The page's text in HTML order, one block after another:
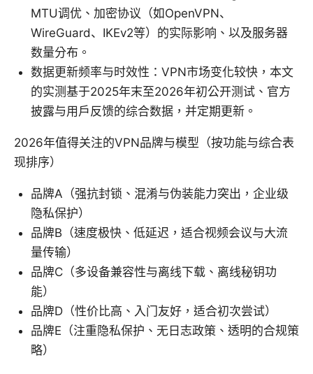
MTU调优、加密协议（如OpenVPN、
WireGuard、IKEv2等）的实际影响、以及服务器
数量分布。
数据更新频率与时效性：VPN市场变化较快，本文
的实测基于2025年末至2026年初公开测试、官方
披露与用户反馈的综合数据，并定期更新。
2026年值得关注的VPN品牌与模型（按功能与综合表
现排序）
品牌A（强抗封锁、混淆与伪装能力突出，企业级
隐私保护）
品牌B（速度极快、低延迟，适合视频会议与大流
量传输）
品牌C（多设备兼容性与离线下载、离线秘钥功
能）
品牌D（性价比高、入门友好，适合初次尝试）
品牌E（注重隐私保护、无日志政策、透明的合规策
略）